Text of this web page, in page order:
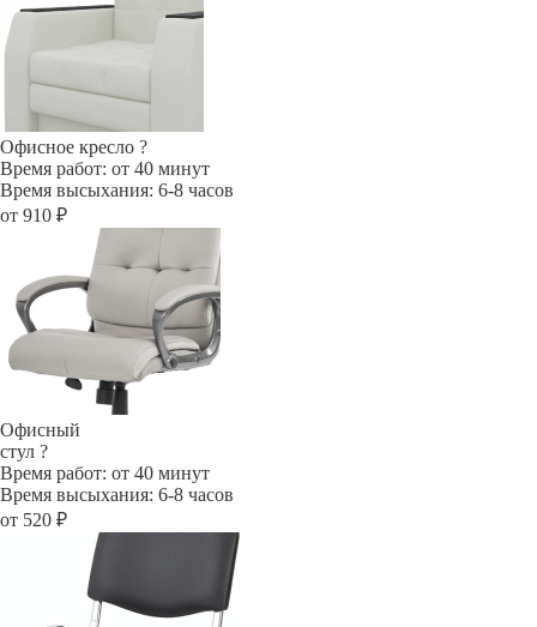
Офисное кресло ?
Время работ: от 40 минут
Время высыхания: 6-8 часов
от 910 ₽
Офисный
стул ?
Время работ: от 40 минут
Время высыхания: 6-8 часов
от 520 ₽